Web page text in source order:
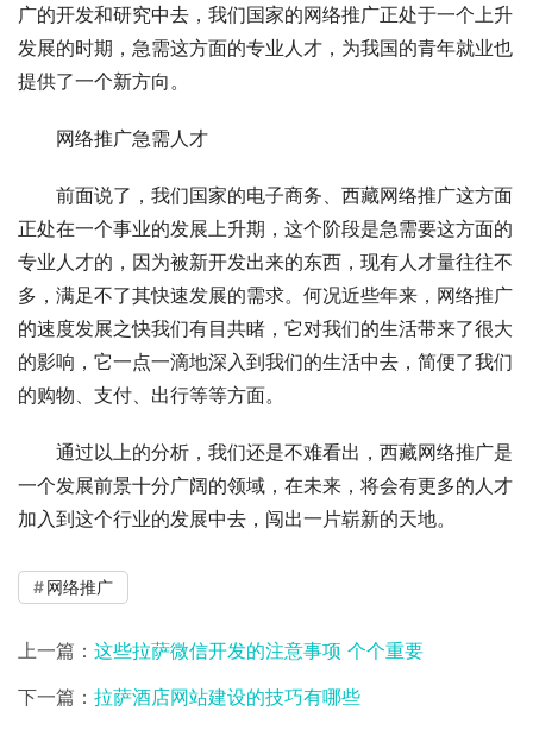
广的开发和研究中去，我们国家的网络推广正处于一个上升
发展的时期，急需这方面的专业人才，为我国的青年就业也
提供了一个新方向。
网络推广急需人才
前面说了，我们国家的电子商务、西藏网络推广这方面
正处在一个事业的发展上升期，这个阶段是急需要这方面的
专业人才的，因为被新开发出来的东西，现有人才量往往不
多，满足不了其快速发展的需求。何况近些年来，网络推广
的速度发展之快我们有目共睹，它对我们的生活带来了很大
的影响，它一点一滴地深入到我们的生活中去，简便了我们
的购物、支付、出行等等方面。
通过以上的分析，我们还是不难看出，西藏网络推广是
一个发展前景十分广阔的领域，在未来，将会有更多的人才
加入到这个行业的发展中去，闯出一片崭新的天地。
网络推广
上一篇： 这些拉萨微信开发的注意事项 个个重要
下一篇： 拉萨酒店网站建设的技巧有哪些